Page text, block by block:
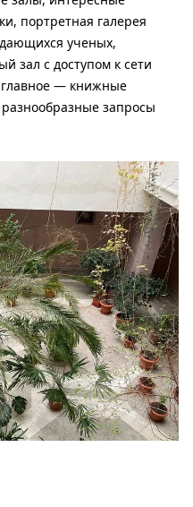
портретная галерея
ученых,
зал с доступом к сети
— книжные
запросы